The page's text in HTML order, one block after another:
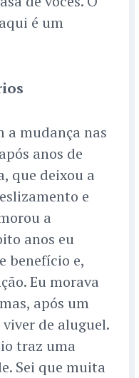
é um
a mudança nas
anos de
que deixou a
e
a
anos eu
benefício e,
Eu morava
após um
de aluguel.
traz uma
Sei que muita